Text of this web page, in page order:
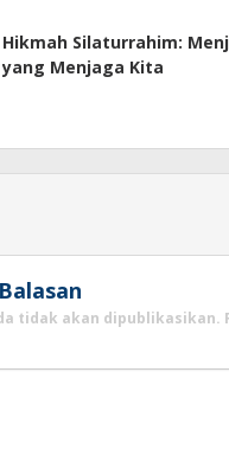
Hikmah Silaturrahim:
yang Menjaga Kita
tidak akan dipublikasikan.